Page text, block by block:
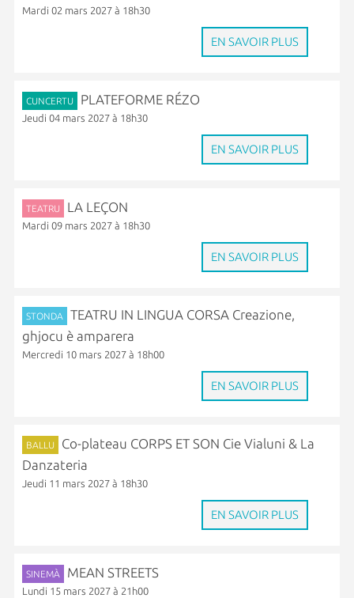
Mardi 02 mars 2027 à 18h30
EN SAVOIR PLUS
CUNCERTU PLATEFORME RÉZO
Jeudi 04 mars 2027 à 18h30
EN SAVOIR PLUS
TEATRU LA LEÇON
Mardi 09 mars 2027 à 18h30
EN SAVOIR PLUS
STONDA
TEATRU IN LINGUA CORSA Creazione,
ghjocu è amparera
Mercredi 10 mars 2027 à 18h00
EN SAVOIR PLUS
BALLU
Co-plateau CORPS ET SON Cie Vialuni & La
Danzateria
Jeudi 11 mars 2027 à 18h30
EN SAVOIR PLUS
SINEMÀ MEAN STREETS
Lundi 15 mars 2027 à 21h00